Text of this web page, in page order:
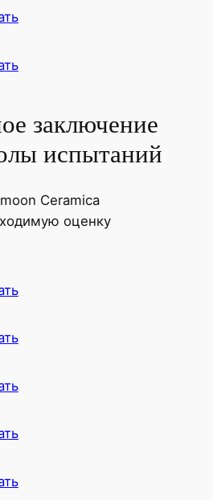
заключение
испытаний
Ceramica
оценку